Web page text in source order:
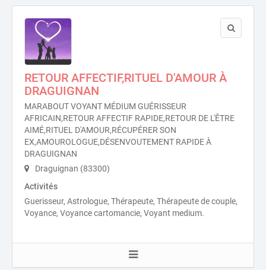
RETOUR AFFECTIF,RITUEL D'AMOUR À
DRAGUIGNAN
MARABOUT VOYANT MÉDIUM GUÉRISSEUR
AFRICAIN,RETOUR AFFECTIF RAPIDE,RETOUR DE L'ÊTRE
AIMÉ,RITUEL D'AMOUR,RÉCUPÉRER SON
EX,AMOUROLOGUE,DÉSENVOUTEMENT RAPIDE À
DRAGUIGNAN
Draguignan (83300)
Activités
Guerisseur, Astrologue, Thérapeute, Thérapeute de couple,
Voyance, Voyance cartomancie, Voyant medium.